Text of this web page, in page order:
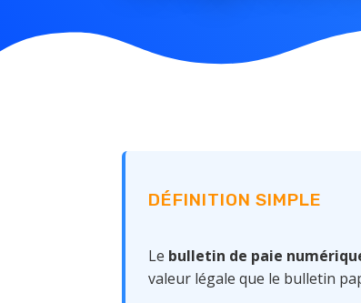
DÉFINITION SIMPLE
Le bulletin de paie
valeur légale que le bulletin